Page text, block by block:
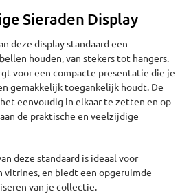
Sieraden Display
deze display standaard een
houden, van stekers tot hangers.
voor een compacte presentatie die je
gemakkelijk toegankelijk houdt. De
eenvoudig in elkaar te zetten en op
de praktische en veelzijdige
deze standaard is ideaal voor
vitrines, en biedt een opgeruimde
van je collectie.